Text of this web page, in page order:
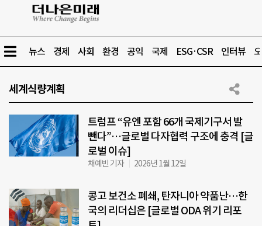
뉴스 경제 사회 환경 공익 국제 ESG·CSR 인터뷰
세계식량계획
트럼프 “유엔 포함 66개 국제기구서 발
뺀다”…글로벌 다자협력 구조에 충격 [글
로벌 이슈]
채예빈 기자 2026년 1월 12일
콩고 보건소 폐쇄, 탄자니아 약품난…한
국의 리더십은 [글로벌 ODA 위기 리포